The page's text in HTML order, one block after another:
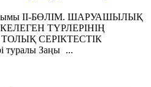
ұғымы II-БӨЛIМ. ШАРУАШЫЛЫҚ
ТҮРЛЕРIНIҢ
ТОЛЫҚ СЕРIКТЕСТIК
туралы Заңы ...